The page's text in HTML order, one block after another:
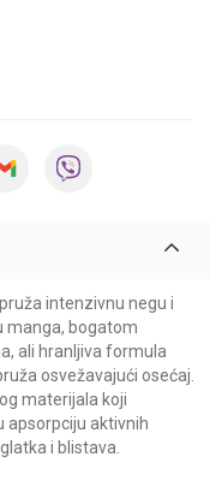
intenzivnu negu i
manga, bogatom
ali hranljiva formula
osvežavajući osećaj.
materijala koji
apsorpciju aktivnih
i blistava.